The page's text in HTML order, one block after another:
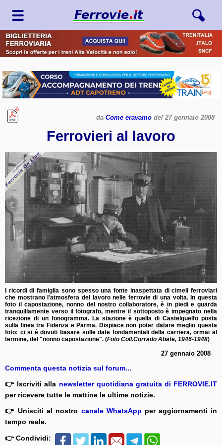
da Come eravamo del 27 gennaio 2008
Ferrovieri al lavoro
I ricordi di famiglia sono spesso una fonte inaspettata di cimeli ferroviari
che mostrano l'atmosfera del lavoro nelle ferrovie di una volta. In questa
foto il capostazione, nonno del nostro collaboratore, è in piedi e guarda
tranquillamente verso il fotografo, mentre il sottoposto è impegnato nella
ricezione di un fonogramma. La stazione è quella di Castelguelfo posta
sulla linea tra Fidenza e Parma. Dispiace non poter datare meglio questa
foto: ci si è dovuti basare sulle date fondamentali della carriera, ormai al
termine, del "nonno capostazione". (Foto Coll.Corrado Abate, 1946-1948)
27 gennaio 2008
Commenta questa notizia sul forum...
👉 Iscriviti alla newsletter quotidiana gratuita di FERROVIE.IT
per ricevere tutte le mattine le ultime notizie.
👉 Unisciti al nostro canale WhatsApp per aggiornamenti in
tempo reale.
👉 Condividi: